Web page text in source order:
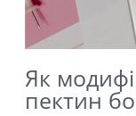
Як
пектин